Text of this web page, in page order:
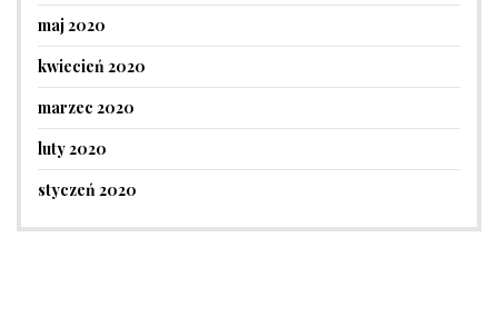
maj 2020
kwiecień 2020
marzec 2020
luty 2020
styczeń 2020